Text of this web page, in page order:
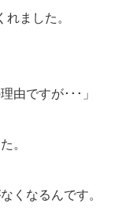
ました。
由ですが･･･」
。
くなるんです。